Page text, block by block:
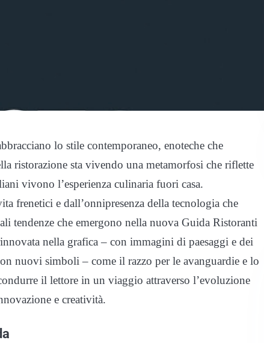
lo stile contemporaneo, enoteche che
ristorazione sta vivendo una metamorfosi che riflette
vivono l’esperienza culinaria fuori casa.
frenetici e dall’onnipresenza della tecnologia che
tendenze che emergono nella nuova Guida Ristoranti
nella grafica – con immagini di paesaggi e dei
nuovi simboli – come il razzo per le avanguardie e lo
il lettore in un viaggio attraverso l’evoluzione
e creatività.